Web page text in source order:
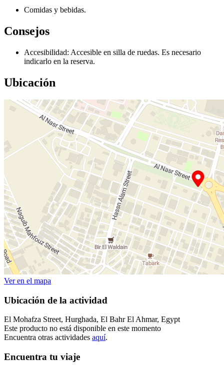
Comidas y bebidas.
Consejos
Accesibilidad: Accesible en silla de ruedas. Es necesario
indicarlo en la reserva.
Ubicación
Ver en el mapa
Ubicación de la actividad
El Mohafza Street, Hurghada, El Bahr El Ahmar, Egypt
Este producto no está disponible en este momento
Encuentra otras actividades aquí.
Encuentra tu viaje